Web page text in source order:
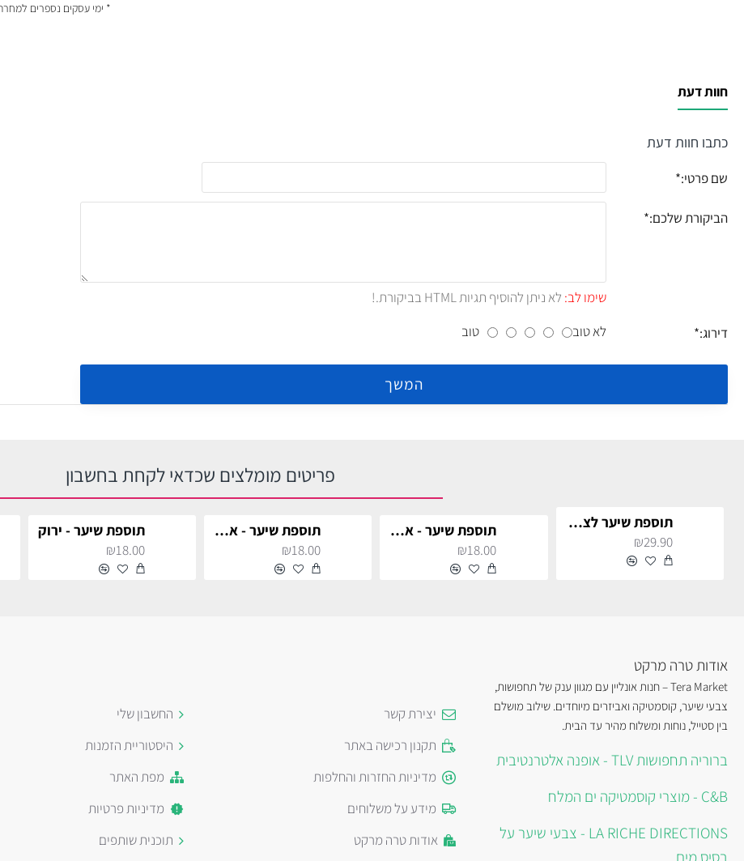
* ימי עסקים נספרים
חוות דעת
כתבו חוות דעת
שם פרטי:
הביקורת שלכם:
שימו לב: לא ניתן להוסיף תגיות HTML בביקורת.!
דירוג:
לא טוב טוב
המשך
פריטים מומלצים שכדאי לקחת בחשבון
תוספת שיער לצמות - פוקסיה לתחפושת
₪29.90
תוספת שיער - אדום
₪18.00
תוספת שיער - אפור
₪18.00
תוספת שיער - ירוק
₪18.00
אודות טרה מרקט
Tera Market – חנות אונליין עם מגוון ענק של תחפושות,
צבעי שיער, קוסמטיקה ואביזרים מיוחדים. שילוב מושלם
בין סטייל, נוחות ומשלוח מהיר עד הבית.
ברוריה תחפושות TLV - אופנה אלטרנטיבית
C&B - מוצרי קוסמטיקה ים המלח
LA RICHE DIRECTIONS - צבעי שיער על
בסיס מים
יצירת קשר
תקנון רכישה באתר
מדיניות החזרות והחלפות
מידע על משלוחים
אודות טרה מרקט
החשבון שלי
היסטוריית הזמנות
מפת האתר
מדיניות פרטיות
תוכנית שותפים